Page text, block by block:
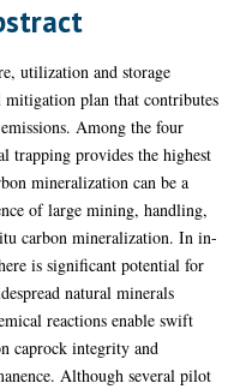
utilization and storage
mitigation plan that contributes
Among the four
trapping provides the highest
mineralization can be a
of large mining, handling,
carbon mineralization. In in-
is significant potential for
natural minerals
reactions enable swift
caprock integrity and
Although several pilot